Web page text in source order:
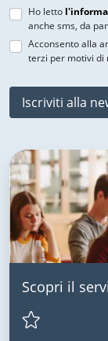
Ho letto
anche sms, da
Acconsento alla
terzi per motivi di
Iscriviti alla
Scopri il